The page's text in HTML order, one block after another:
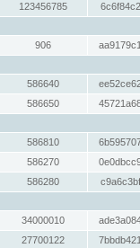
123456785
906
586640
586650
586810
586270
586280
34000010
27700122